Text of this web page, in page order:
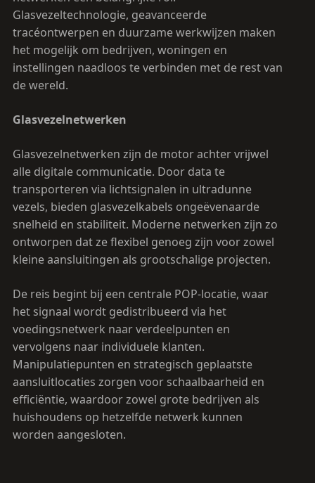
Glasvezeltechnologie, geavanceerde
tracéontwerpen en duurzame werkwijzen maken
het mogelijk om bedrijven, woningen en
instellingen naadloos te verbinden met de rest van
de wereld.
Glasvezelnetwerken
Glasvezelnetwerken zijn de motor achter vrijwel
alle digitale communicatie. Door data te
transporteren via lichtsignalen in ultradunne
vezels, bieden glasvezelkabels ongeëvenaarde
snelheid en stabiliteit. Moderne netwerken zijn zo
ontworpen dat ze flexibel genoeg zijn voor zowel
kleine aansluitingen als grootschalige projecten.
De reis begint bij een centrale POP-locatie, waar
het signaal wordt gedistribueerd via het
voedingsnetwerk naar verdeelpunten en
vervolgens naar individuele klanten.
Manipulatiepunten en strategisch geplaatste
aansluitlocaties zorgen voor schaalbaarheid en
efficiëntie, waardoor zowel grote bedrijven als
huishoudens op hetzelfde netwerk kunnen
worden aangesloten.